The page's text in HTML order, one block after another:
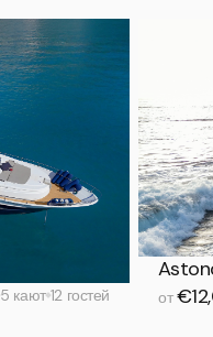
5 кают 12 гостей
от